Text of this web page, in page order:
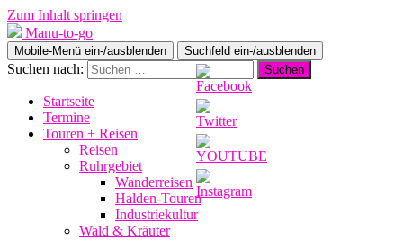
Zum Inhalt springen
Manu-to-go
Mobile-Menü ein-/ausblenden Suchfeld ein-/ausblenden
Suchen nach:
Startseite
Termine
Touren + Reisen
Reisen
Ruhrgebiet
Wanderreisen
Halden-Touren
Industriekultur
Wald & Kräuter